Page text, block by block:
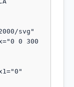
svg"
0 300